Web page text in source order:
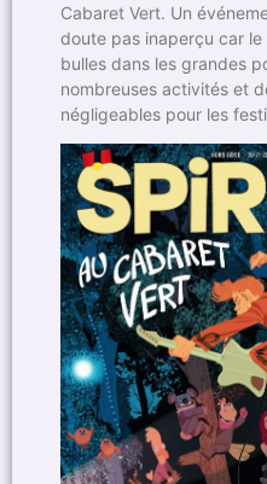
Cabaret Vert. Un
doute pas inaperçu car
bulles dans les grandes
nombreuses activités et
négligeables pour les